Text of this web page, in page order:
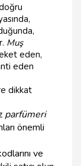
Muş
eden,
eden
dikkat
parfümeri
önemli
ve